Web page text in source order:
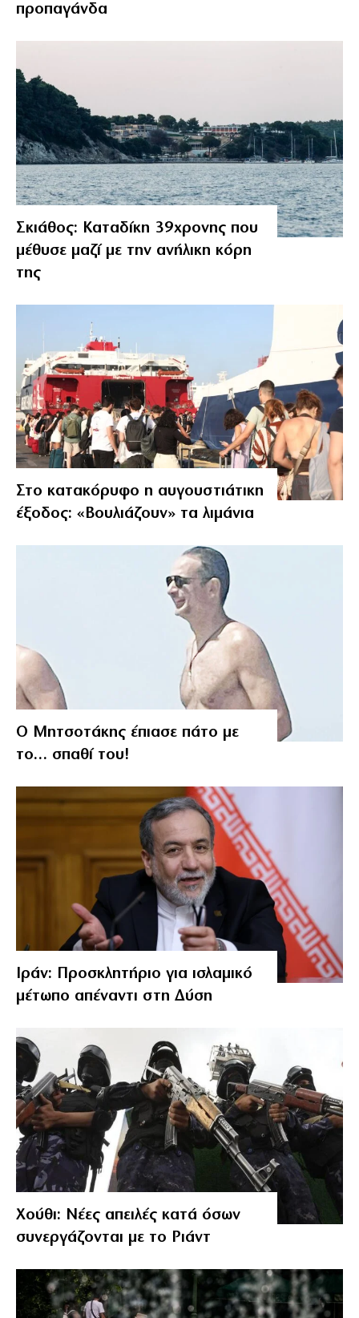
προπαγάνδα
Σκιάθος: Καταδίκη 39χρονης που
μέθυσε μαζί με την ανήλικη κόρη
της
Στο κατακόρυφο η αυγουστιάτικη
έξοδος: «Βουλιάζουν» τα λιμάνια
Ο Μητσοτάκης έπιασε πάτο με
το… σπαθί του!
Ιράν: Προσκλητήριο για ισλαμικό
μέτωπο απέναντι στη Δύση
Χούθι: Νέες απειλές κατά όσων
συνεργάζονται με το Ριάντ